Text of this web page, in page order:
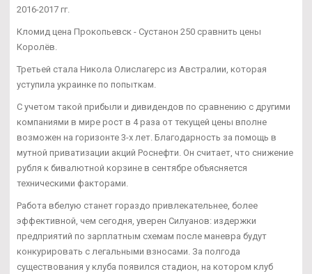
2016-2017 гг.
Кломид цена Прокопьевск - Сустанон 250 сравнить цены
Королёв.
Третьей стала Никола Олислагерс из Австралии, которая
уступила украинке по попыткам.
С учетом такой прибыли и дивидендов по сравнению с другими
компаниями в мире рост в 4 раза от текущей цены вполне
возможен на горизонте 3-х лет. Благодарность за помощь в
мутной приватизации акций Роснефти. Он считает, что снижение
рубля к бивалютной корзине в сентябре объясняется
техническими факторами.
Работа вбелую станет гораздо привлекательнее, более
эффективной, чем сегодня, уверен Силуанов: издержки
предприятий по зарплатным схемам после маневра будут
конкурировать с легальными взносами. За полгода
существования у клуба появился стадион, на котором клуб